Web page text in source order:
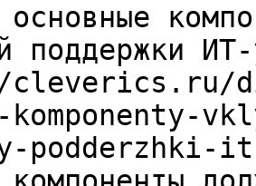
поддержки
komponenty-
podderzhki-